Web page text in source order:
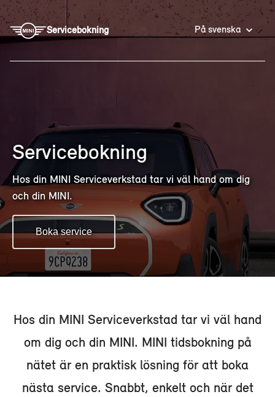
Servicebokning På svenska
Servicebokning
Hos din MINI Serviceverkstad tar vi väl hand om dig
och din MINI.
Boka service
Hos din MINI Serviceverkstad tar vi väl hand
om dig och din MINI. MINI tidsbokning på
nätet är en praktisk lösning för att boka
nästa service. Snabbt, enkelt och när det